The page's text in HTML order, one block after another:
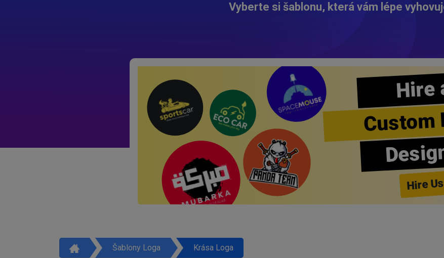
Vyberte si šablonu, která vám lépe
Hire
Custom
Hire Us
Šablony Loga Krása Loga